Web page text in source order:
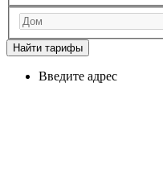
Найти тарифы
Введите адрес